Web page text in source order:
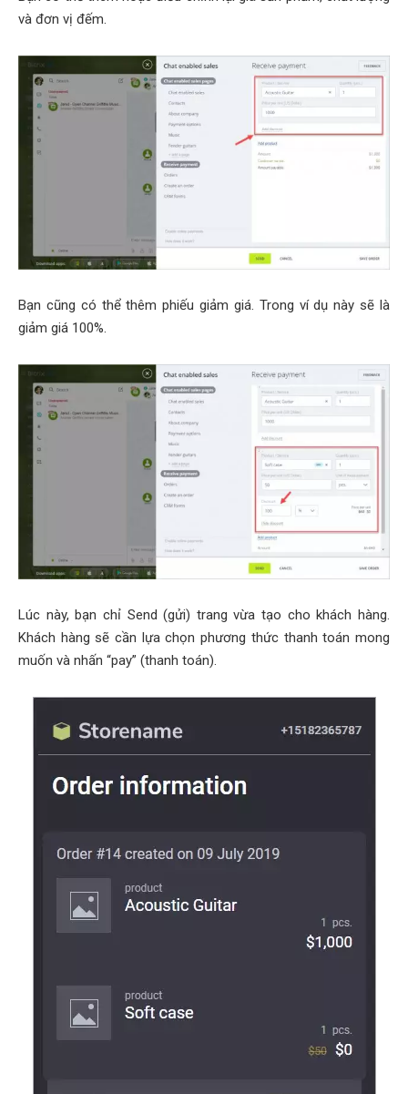
và đơn vị đếm.
Bạn cũng có thể thêm phiếu giảm giá. Trong ví dụ này sẽ là
giảm giá 100%.
Lúc này, bạn chỉ Send (gửi) trang vừa tạo cho khách hàng.
Khách hàng sẽ cần lựa chọn phương thức thanh toán mong
muốn và nhấn “pay” (thanh toán).